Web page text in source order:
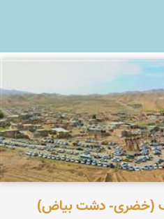
(خضری- دشت بیاض)